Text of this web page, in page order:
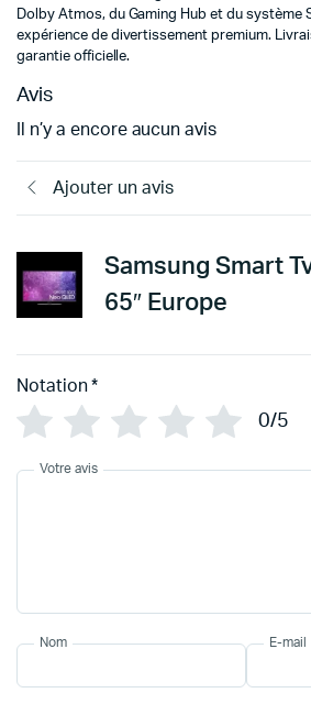
Dolby Atmos, du Gaming Hub et du système
expérience de divertissement premium.
garantie officielle.
Avis
Il n’y a encore aucun avis
Ajouter un avis
Samsung Smart
65″ Europe
Notation *
0/5
Votre avis
Nom E-mail